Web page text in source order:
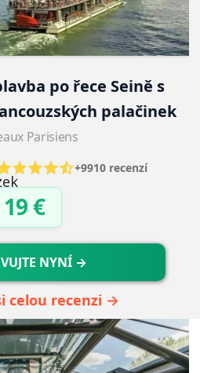
po řece Seině s
palačinek
Parisiens
+9910 recenzí
19 €
NYNÍ →
celou recenzi →